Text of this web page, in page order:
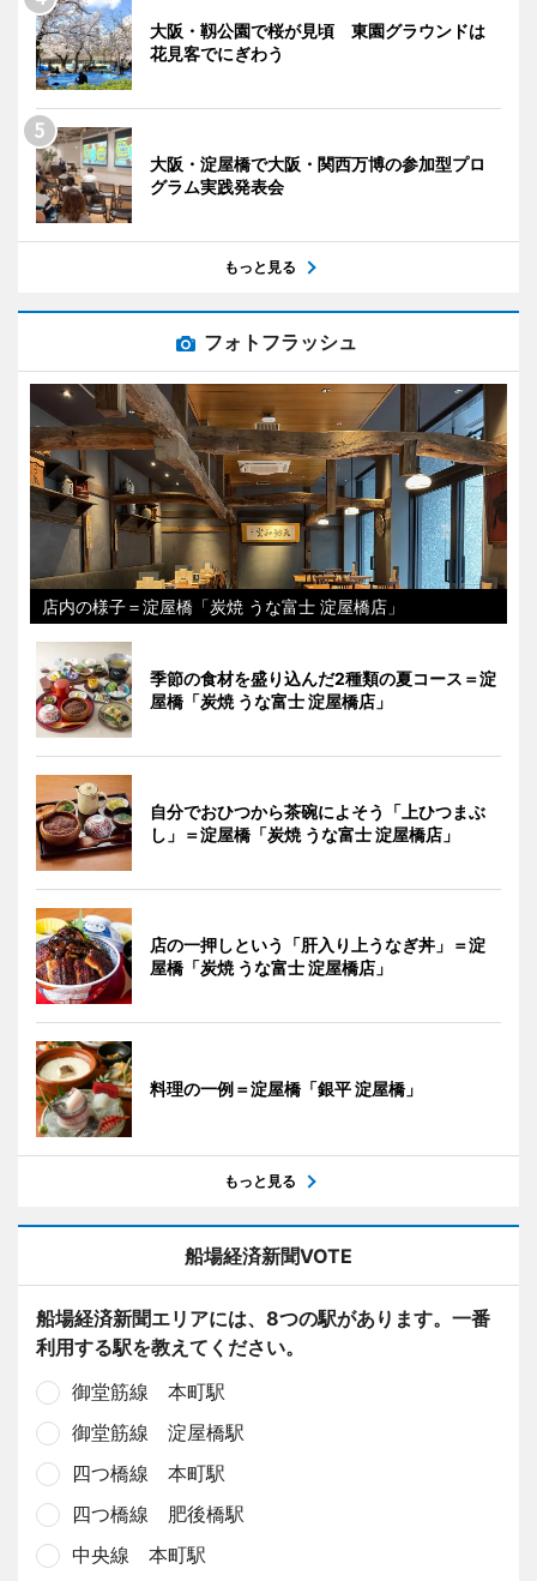
大阪・靱公園で桜が見頃 東園グラウンドは
花見客でにぎわう
大阪・淀屋橋で大阪・関西万博の参加型プロ
グラム実践発表会
もっと見る
フォトフラッシュ
店内の様子＝淀屋橋「炭焼 うな富士 淀屋橋店」
季節の食材を盛り込んだ2種類の夏コース＝淀
屋橋「炭焼 うな富士 淀屋橋店」
自分でおひつから茶碗によそう「上ひつまぶ
し」＝淀屋橋「炭焼 うな富士 淀屋橋店」
店の一押しという「肝入り上うなぎ丼」＝淀
屋橋「炭焼 うな富士 淀屋橋店」
料理の一例＝淀屋橋「銀平 淀屋橋」
もっと見る
船場経済新聞VOTE
船場経済新聞エリアには、8つの駅があります。一番
利用する駅を教えてください。
御堂筋線 本町駅
御堂筋線 淀屋橋駅
四つ橋線 本町駅
四つ橋線 肥後橋駅
中央線 本町駅